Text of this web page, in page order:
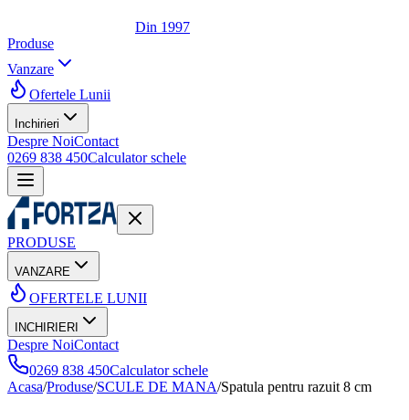
Din 1997
Produse
Vanzare
Ofertele Lunii
Inchirieri
Despre NoiContact
0269 838 450Calculator schele
PRODUSE
VANZARE
OFERTELE LUNII
INCHIRIERI
Despre NoiContact
0269 838 450Calculator schele
Acasa/Produse/SCULE DE MANA/Spatula pentru razuit 8 cm